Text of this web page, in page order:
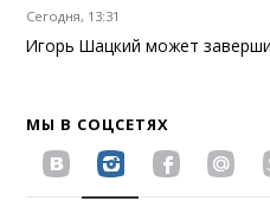
Сегодня, 13:31
Игорь Шацкий может
МЫ В СОЦСЕТЯХ